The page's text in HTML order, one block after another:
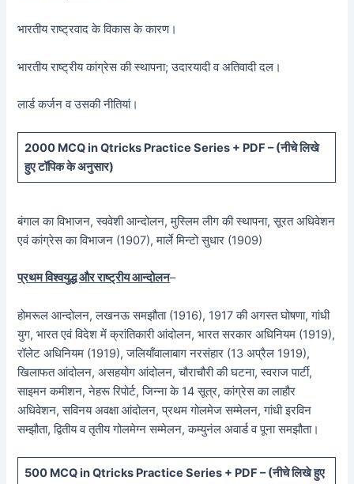
भारतीय राष्ट्रवाद के विकास के कारण।
भारतीय राष्ट्रीय कांग्रेस की स्थापना; उदारयादी व अतिवादी दल।
लार्ड कर्जन व उसकी नीतियां।
2000 MCQ in Qtricks Practice Series + PDF – (नीचेलिखे
हुए टॉपिक के अनुसार)
बंगाल का विभाजन, स्ववेशी आन्दोलन, मुस्लिम लीग की स्थापना, सूरत अधिवेशन
एवं कांग्रेस का विभाजन (1907), मार्ले मिन्टो सुधार (1909)
प्रथम विश्वयुद्ध और राष्ट्रीय आन्दोलन–
होमरूल आन्दोलन, लखनऊ समझौता (1916), 1917 की अगस्त घोषणा, गांधी
युग, भारत एवं विदेश में क्रांतिकारी आंदोलन, भारत सरकार अधिनियम (1919),
रॉलेट अधिनियम (1919), जलियाँवालाबाग नरसंहार (13 अप्रैल 1919),
खिलाफत आंदोलन, असहयोग आंदोलन, चौराचौरी की घटना, स्वराज पार्टी,
साइमन कमीशन, नेहरू रिपोर्ट, जिन्ना के 14 सूत्र, कांग्रेस का लाहौर
अधिवेशन, सविनय अवक्षा आंदोलन, प्रथम गोलमेज सम्मेलन, गांधी इरविन
सम्झौता, द्वितीय व तृतीय गोलमेग्न सम्मेलन, कम्युनंल अवार्ड व पूना समझौता।
500 MCQ in Qtricks Practice Series + PDF – (नीचेलिखे हुए